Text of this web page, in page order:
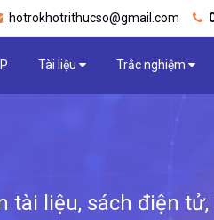
hotrokhotrithucso@gmail.com
Tài liệu Trắc nghiệm
liệu, sách điện tử,